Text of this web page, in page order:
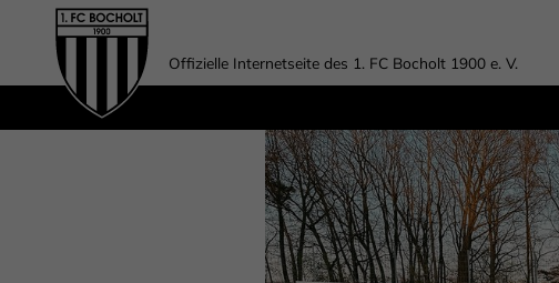
Offizielle Internetseite des 1. FC Bocholt 1900 e. V.